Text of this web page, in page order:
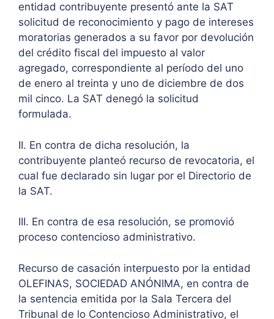
entidad contribuyente presentó ante la SAT
solicitud de reconocimiento y pago de intereses
moratorias generados a su favor por devolución
del crédito fiscal del impuesto al valor
agregado, correspondiente al período del uno
de enero al treinta y uno de diciembre de dos
mil cinco. La SAT denegó la solicitud
formulada.
II. En contra de dicha resolución, la
contribuyente planteó recurso de revocatoria, el
cual fue declarado sin lugar por el Directorio de
la SAT.
III. En contra de esa resolución, se promovió
proceso contencioso administrativo.
Recurso de casación interpuesto por la entidad
OLEFINAS, SOCIEDAD ANÓNIMA, en contra de
la sentencia emitida por la Sala Tercera del
Tribunal de lo Contencioso Administrativo, el